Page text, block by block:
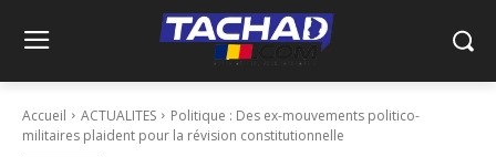
Accueil ACTUALITES
Politique : Des ex-mouvements politico-
militaires plaident pour la révision constitutionnelle